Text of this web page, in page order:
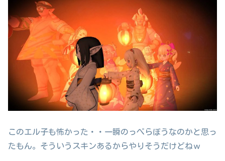
このエル子も怖かった・・一瞬のっぺらぼうなのかと思っ
たもん。そういうスキンあるからやりそうだけどねｗ